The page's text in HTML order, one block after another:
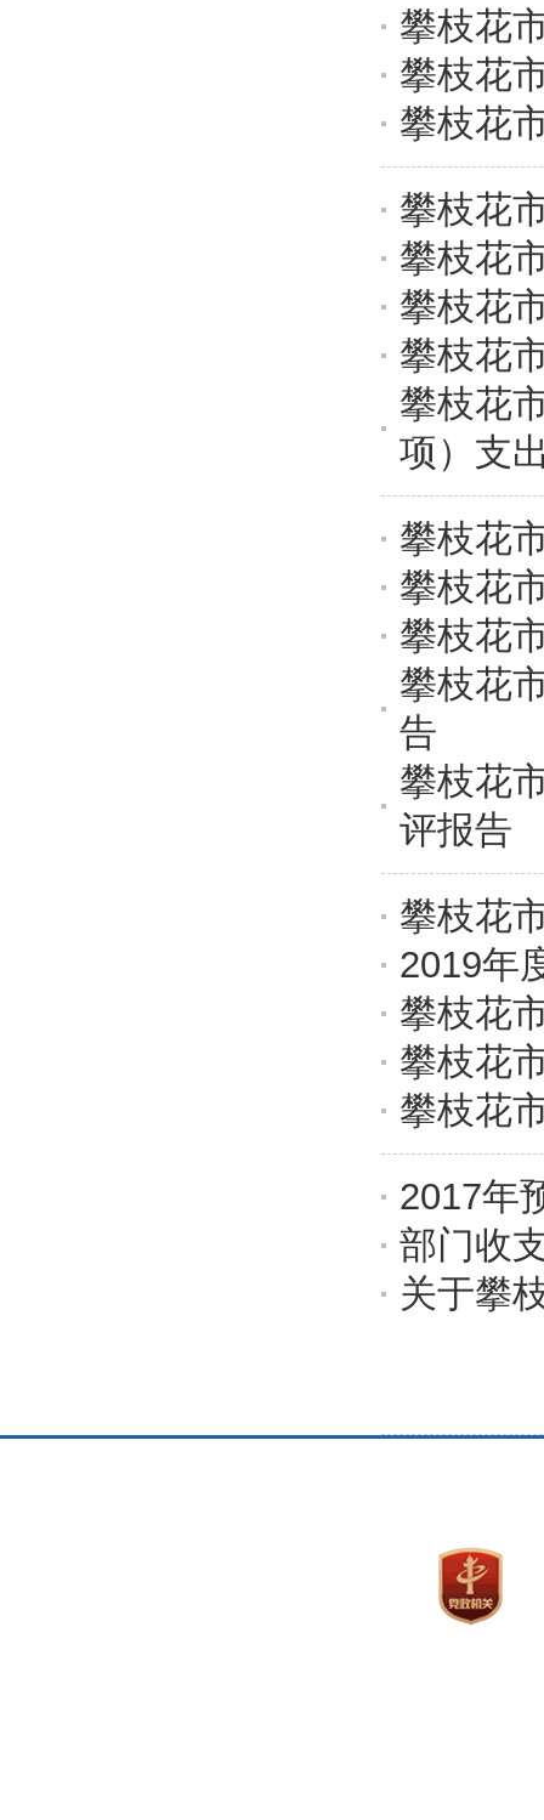
攀枝花
攀枝花
攀枝花
攀枝花
攀枝花
攀枝花
攀枝花
攀枝花
项）支
攀枝花
攀枝花
攀枝花
攀枝花
告
攀枝花
评报告
攀枝花
2019年
攀枝花
攀枝花
攀枝花
2017年
部门收
关于攀